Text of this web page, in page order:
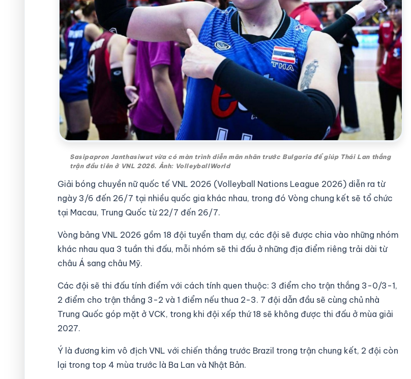
Sasipapron Janthasiwut vừa có màn trình diễn mãn nhãn trước Bulgaria để giúp Thái Lan thắng
trận đầu tiên ở VNL 2026. Ảnh: VolleyballWorld
Giải bóng chuyền nữ quốc tế VNL 2026 (Volleyball Nations League 2026) diễn ra từ
ngày 3/6 đến 26/7 tại nhiều quốc gia khác nhau, trong đó Vòng chung kết sẽ tổ chức
tại Macau, Trung Quốc từ 22/7 đến 26/7.
Vòng bảng VNL 2026 gồm 18 đội tuyển tham dự, các đội sẽ được chia vào những nhóm
khác nhau qua 3 tuần thi đấu, mỗi nhóm sẽ thi đấu ở những địa điểm riêng trải dài từ
châu Á sang châu Mỹ.
Các đội sẽ thi đấu tính điểm với cách tính quen thuộc: 3 điểm cho trận thắng 3-0/3-1,
2 điểm cho trận thắng 3-2 và 1 điểm nếu thua 2-3. 7 đội dẫn đầu sẽ cùng chủ nhà
Trung Quốc góp mặt ở VCK, trong khi đội xếp thứ 18 sẽ không được thi đấu ở mùa giải
2027.
Ý là đương kim vô địch VNL với chiến thắng trước Brazil trong trận chung kết, 2 đội còn
lại trong top 4 mùa trước là Ba Lan và Nhật Bản.